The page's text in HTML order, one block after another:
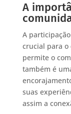
A
A
crucial para o
permite o
também é
suas
assim a